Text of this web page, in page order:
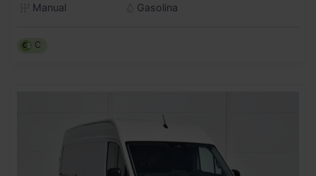
Manual
Gasolina
C